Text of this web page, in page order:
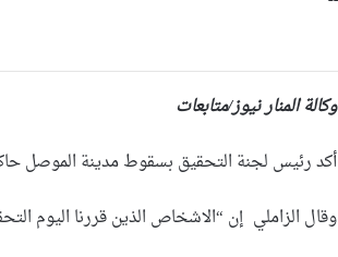
وكالة المنار نيوز/متابعات
أكد رئيس لجنة التحقيق بسقوط مدينة الموصل
وقال الزاملي إن “الاشخاص الذين قررنا اليوم